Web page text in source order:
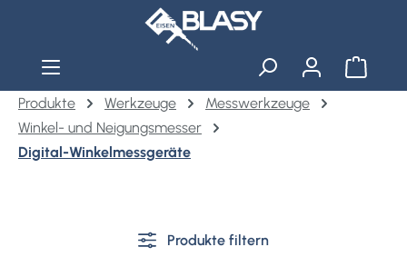
Zum Hauptinhalt springen
Produkte
Werkzeuge
Messwerkzeuge
Winkel- und Neigungsmesser
Digital-Winkelmessgeräte
Produkte filtern